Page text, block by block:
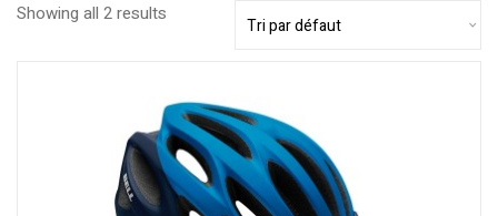
Showing all 2 results